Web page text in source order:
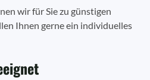
wir für Sie zu günstigen
Ihnen gerne ein individuelles